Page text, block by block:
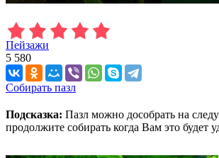
Пейзажи
5 580
Собирать пазл
Подсказка: Пазл можно дособрать на
продолжите собирать когда Вам это будет